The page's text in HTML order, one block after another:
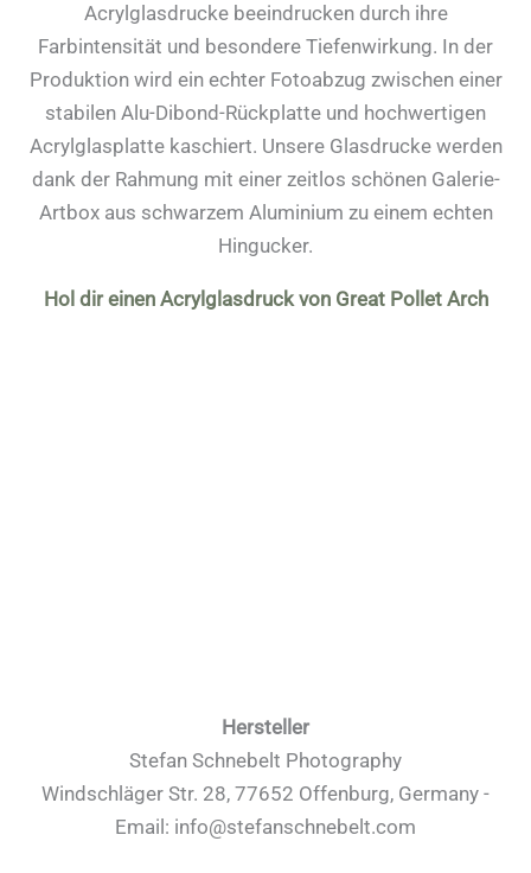
Acrylglasdrucke beeindrucken durch ihre
Farbintensität und besondere Tiefenwirkung. In der
Produktion wird ein echter Fotoabzug zwischen einer
stabilen Alu-Dibond-Rückplatte und hochwertigen
Acrylglasplatte kaschiert. Unsere Glasdrucke werden
dank der Rahmung mit einer zeitlos schönen Galerie-
Artbox aus schwarzem Aluminium zu einem echten
Hingucker.
Hol dir einen Acrylglasdruck von Great Pollet Arch
Hersteller
Stefan Schnebelt Photography
Windschläger Str. 28, 77652 Offenburg, Germany -
Email: info@stefanschnebelt.com